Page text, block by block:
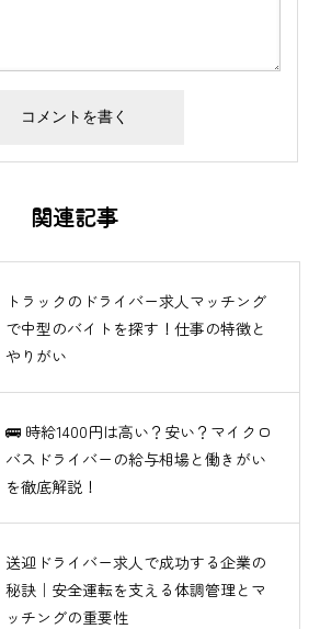
関連記事
トラックのドライバー求人マッチング
で中型のバイトを探す！仕事の特徴と
やりがい
🚌 時給1400円は高い？安い？マイクロ
バスドライバーの給与相場と働きがい
を徹底解説！
送迎ドライバー求人で成功する企業の
秘訣｜安全運転を支える体調管理とマ
ッチングの重要性